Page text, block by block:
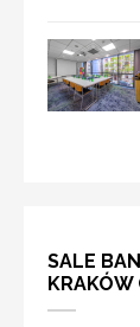
SALE
KRAKÓW